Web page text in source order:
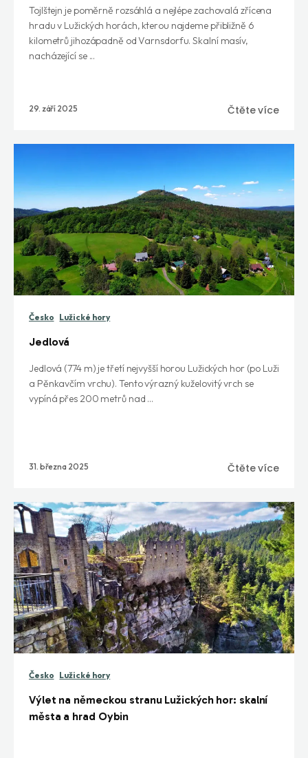
Tojlštejn je poměrně rozsáhlá a nejlépe zachovalá zřícena
hradu v Lužických horách, kterou najdeme přibližně 6
kilometrů jihozápadně od Varnsdorfu. Skalní masív,
nacházející se ...
29. září 2025 Čtěte více
Česko Lužické hory
Jedlová
Jedlová (774 m) je třetí nejvyšší horou Lužických hor (po Luži
a Pěnkavčím vrchu). Tento výrazný kuželovitý vrch se
vypíná přes 200 metrů nad ...
31. března 2025 Čtěte více
Česko Lužické hory
Výlet na německou stranu Lužických hor: skalní
města a hrad Oybin